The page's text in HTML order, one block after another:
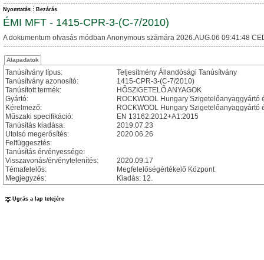
Nyomtatás Bezárás
ÉMI MFT - 1415-CPR-3-(C-7/2010)
A dokumentum olvasás módban Anonymous számára 2026.AUG.06 09:41:48
Alapadatok
Tanúsítvány típus:
Teljesítmény Állandósági Tanúsítvány
Tanúsítvány azonosító:
1415-CPR-3-(C-7/2010)
Tanúsított termék:
HŐSZIGETELŐ ANYAGOK
Gyártó:
ROCKWOOL Hungary Szigetelőanyaggyártó
Kérelmező:
ROCKWOOL Hungary Szigetelőanyaggyártó
Műszaki specifikáció:
EN 13162:2012+A1:2015
Tanúsítás kiadása:
2019.07.23
Utolsó megerősítés:
2020.06.26
Felfüggesztés:
Tanúsítás érvényessége:
Visszavonás/érvénytelenítés:
2020.09.17
Témafelelős:
Megfelelőségértékelő Központ
Megjegyzés:
Kiadás: 12.
Ugrás a lap tetejére